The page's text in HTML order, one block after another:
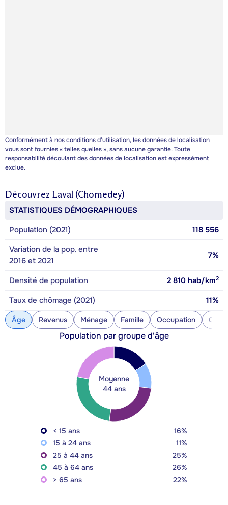
Conformément à nosconditions d’utilisation, les données de localisation
vous sont fournies « telles quelles », sans aucune garantie. Toute
responsabilité découlant des données de localisation est expressément
exclue.
Découvrez Laval (Chomedey)
STATISTIQUES DÉMOGRAPHIQUES
Population (2021)
118 556
Variation de la pop. entre
2016 et 2021
7%
Densité de population 2 810 hab/km2
Taux de chômage (2021) 11%
Âge Revenus Ménage Famille Occupation
Population par groupe d'âge
Moyenne
44 ans
< 15 ans
16%
15 à 24 ans
11%
25 à 44 ans
25%
45 à 64 ans
26%
> 65 ans
22%